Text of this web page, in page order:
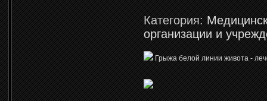
Категория:
организации и
Грыжа белой линии живота -